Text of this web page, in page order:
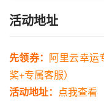
活动地址
先领券： 阿里云幸运
奖+专属客服）
活动地址： 点我查看